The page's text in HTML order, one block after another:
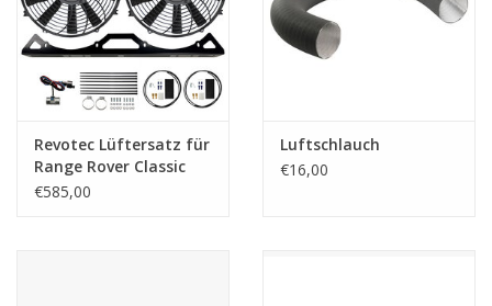
Revotec Lüftersatz für
Range Rover Classic
(1969–1985)
€585,00
Luftschlauch
€16,00